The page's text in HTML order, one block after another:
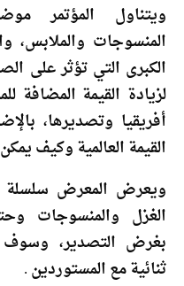
ويتناول المؤتمر
المنسوجات والملابس،
الكبرى التي تؤثر على
لزيادة القيمة المضافة
أفريقيا وتصديرها،
القيمة العالمية وكيف
ويعرض المعرض سلسلة
الغزل والمنسوجات
بغرض التصدير، وسوف
ثنائية مع المستوردين .